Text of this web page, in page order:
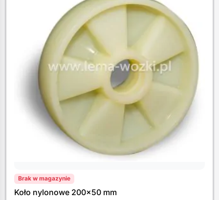
Brak w magazynie
Koło nylonowe 200×50 mm